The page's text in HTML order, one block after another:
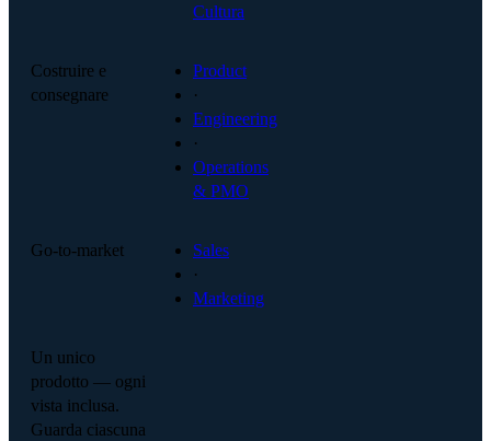
Cultura
Costruire e
consegnare
Product
·
Engineering
·
Operations
& PMO
Go-to-market
Sales
·
Marketing
Un unico
prodotto — ogni
vista inclusa.
Guarda ciascuna